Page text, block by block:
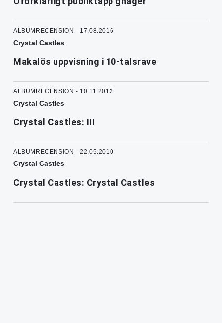
ALBUMRECENSION - 17.08.2016
Crystal Castles
Makalös uppvisning i 10-talsrave
ALBUMRECENSION - 10.11.2012
Crystal Castles
Crystal Castles: III
ALBUMRECENSION - 22.05.2010
Crystal Castles
Crystal Castles: Crystal Castles